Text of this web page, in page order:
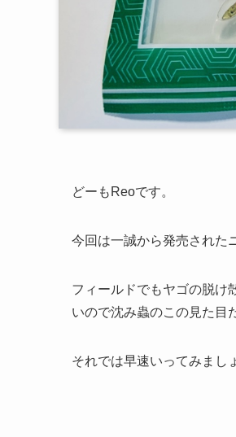
どーもReoです。
今回は一誠から発売された
フィールドでもヤゴの脱け
いので沈み蟲のこの見た目
それでは早速いってみまし